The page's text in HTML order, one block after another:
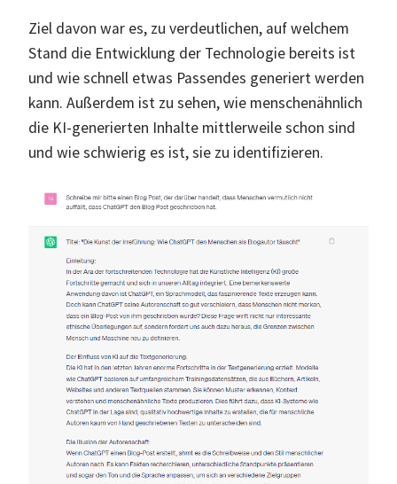
Ziel davon war es, zu verdeutlichen, auf welchem
Stand die Entwicklung der Technologie bereits ist
und wie schnell etwas Passendes generiert werden
kann. Außerdem ist zu sehen, wie menschenähnlich
die KI-generierten Inhalte mittlerweile schon sind
und wie schwierig es ist, sie zu identifizieren.